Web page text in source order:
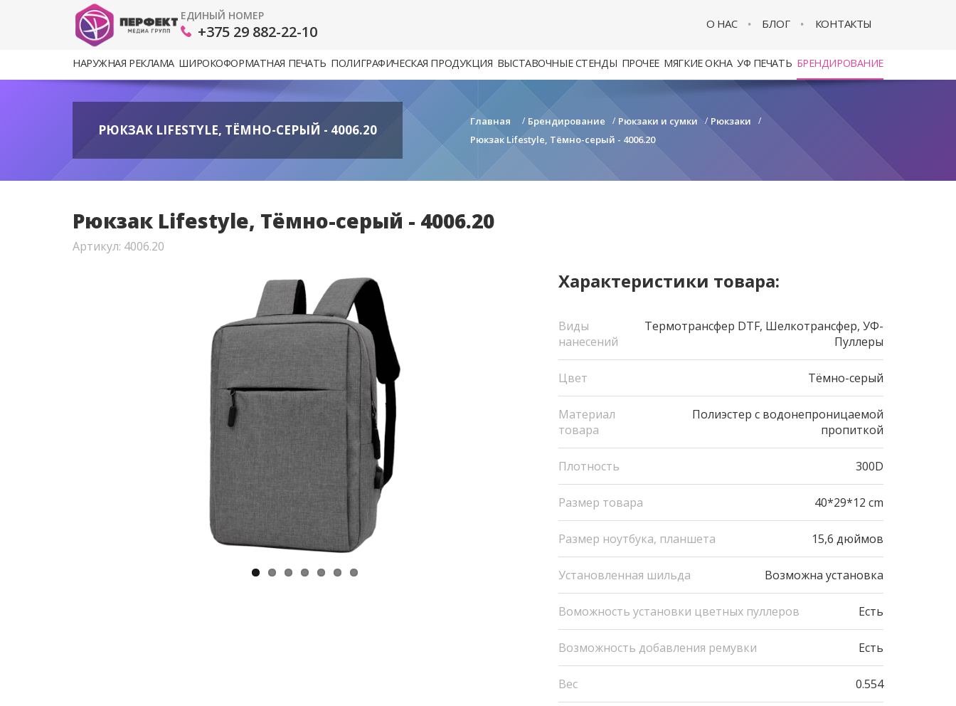
ЕДИНЫЙ НОМЕР
+375 29 882-22-10 О НАС БЛОГ КОНТАКТЫ
НАРУЖНАЯ РЕКЛАМА ШИРОКОФОРМАТНАЯ ПЕЧАТЬ ПОЛИГРАФИЧЕСКАЯ ПРОДУКЦИЯ ВЫСТАВОЧНЫЕ СТЕНДЫ ПРОЧЕЕ МЯГКИЕ ОКНА УФ ПЕЧАТЬ БРЕНДИРОВАНИЕ
РЮКЗАК LIFESTYLE, ТЁМНО-СЕРЫЙ - 4006.20
Главная / Брендирование / Рюкзаки и сумки / Рюкзаки /
Рюкзак Lifestyle, Тёмно-серый - 4006.20
Рюкзак Lifestyle, Тёмно-серый - 4006.20
Артикул: 4006.20
Характеристики товара:
Виды
нанесений
Термотрансфер DTF, Шелкотрансфер, УФ-
Пуллеры
Цвет Тёмно-серый
Материал
товара
Полиэстер с водонепроницаемой
пропиткой
Плотность 300D
Размер товара 40*29*12 cm
Размер ноутбука, планшета 15,6 дюймов
Установленная шильда Возможна установка
Воможность установки цветных пуллеров Есть
Возможность добавления ремувки Есть
Вес 0.554